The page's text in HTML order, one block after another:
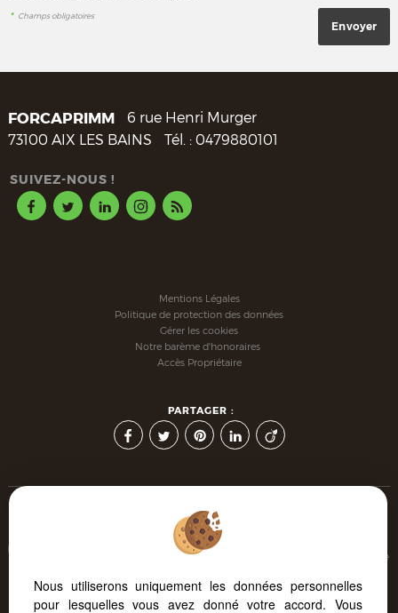
* Champs obligatoires
FORCAPRIMM
6 rue Henri Murger
73100 AIX LES BAINS Tél. : 0479880101
SUIVEZ-NOUS !
Mentions Légales
Politique de protection des données
Gérer les cookies
Notre barème d'honoraires
Accès Propriétaire
PARTAGER :
Afin de vous offrir un confort de lecture permanent, depuis
votre PC, votre tablette ou votre smartphone, notre site s'adapte
Nous utiliserons uniquement les données personnelles
pour lesquelles vous avez donné votre accord. Vous